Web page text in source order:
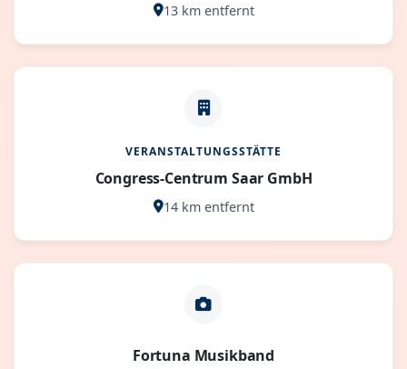
13 km entfernt
VERANSTALTUNGSSTÄTTE
Congress-Centrum Saar GmbH
14 km entfernt
Fortuna Musikband